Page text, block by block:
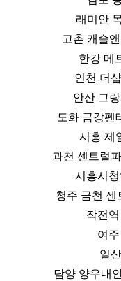
래미안
고촌 캐슬
한강 메
인천 더
안산 그
도화 금강펜
시흥 제
과천 센트럴
시흥시
청주 금천 센
작전
여
일
담양 양우내